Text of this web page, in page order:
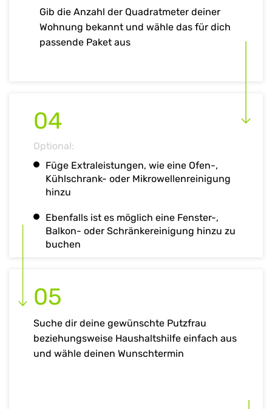
Gib die Anzahl der Quadratmeter deiner
Wohnung bekannt und wähle das für dich
passende Paket aus
05
Suche dir deine gewünschte Putzfrau
beziehungsweise Haushaltshilfe einfach aus
und wähle deinen Wunschtermin
04
Optional:
Füge Extraleistungen, wie eine Ofen-,
Kühlschrank- oder Mikrowellenreinigung
hinzu
Ebenfalls ist es möglich eine Fenster-,
Balkon- oder Schränkereinigung hinzu zu
buchen